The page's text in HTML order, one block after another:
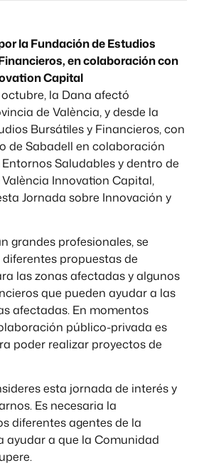
la Fundación de Estudios
en colaboración con
Capital
la Dana afectó
de València, y desde la
Bursátiles y Financieros, con
de Sabadell en colaboración
Saludables y dentro de
Innovation Capital,
Jornada sobre Innovación y
grandes profesionales, se
propuestas de
las zonas afectadas y algunos
que pueden ayudar a las
afectadas. En momentos
público-privada es
poder realizar proyectos de
esta jornada de interés y
Es necesaria la
diferentes agentes de la
ayudar a que la Comunidad